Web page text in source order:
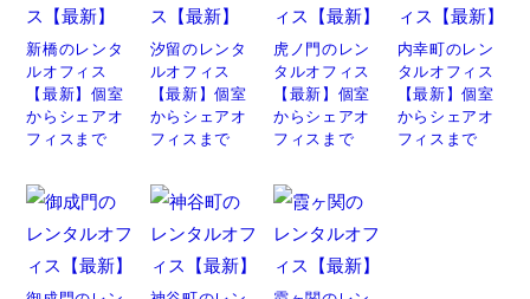
新橋のレンタ
ルオフィス
【最新】個室
からシェアオ
フィスまで
汐留のレンタ
ルオフィス
【最新】個室
からシェアオ
フィスまで
虎ノ門のレン
タルオフィス
【最新】個室
からシェアオ
フィスまで
内幸町のレン
タルオフィス
【最新】個室
からシェアオ
フィスまで